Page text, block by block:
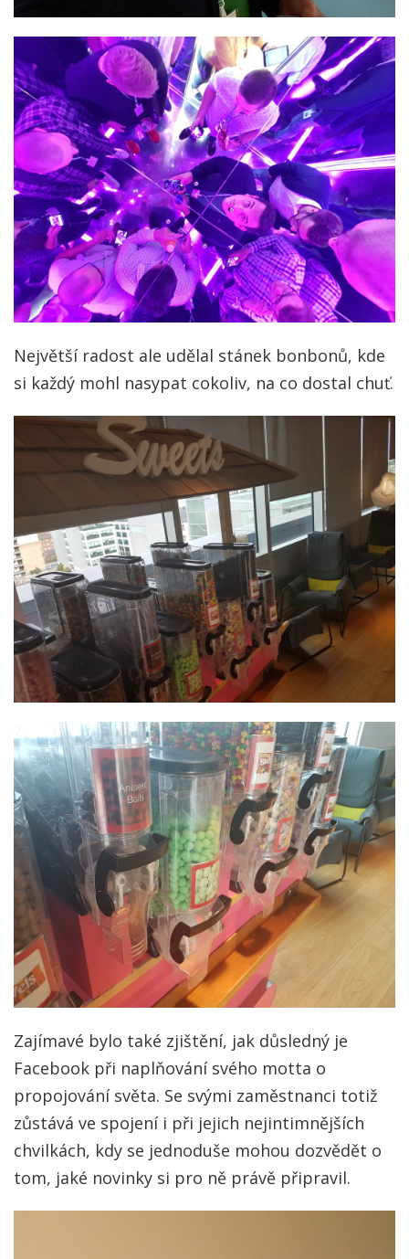
Největší radost ale udělal stánek bonbonů, kde
si každý mohl nasypat cokoliv, na co dostal chuť.
Zajímavé bylo také zjištění, jak důsledný je
Facebook při naplňování svého motta o
propojování světa. Se svými zaměstnanci totiž
zůstává ve spojení i při jejich nejintimnějších
chvilkách, kdy se jednoduše mohou dozvědět o
tom, jaké novinky si pro ně právě připravil.